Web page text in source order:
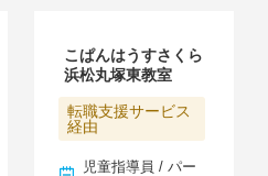
こぱんはうすさくら
浜松丸塚東教室
転職支援サービス
経由
児童指導員 / パー